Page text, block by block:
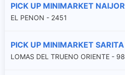
PICK UP MINIMARKET NAIJOR
EL PENON - 2451
PICK UP MINIMARKET SARITA
LOMAS DEL TRUENO ORIENTE - 98